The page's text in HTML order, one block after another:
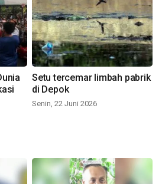
Setu tercemar limbah pabrik
di Depok
Senin, 22 Juni 2026